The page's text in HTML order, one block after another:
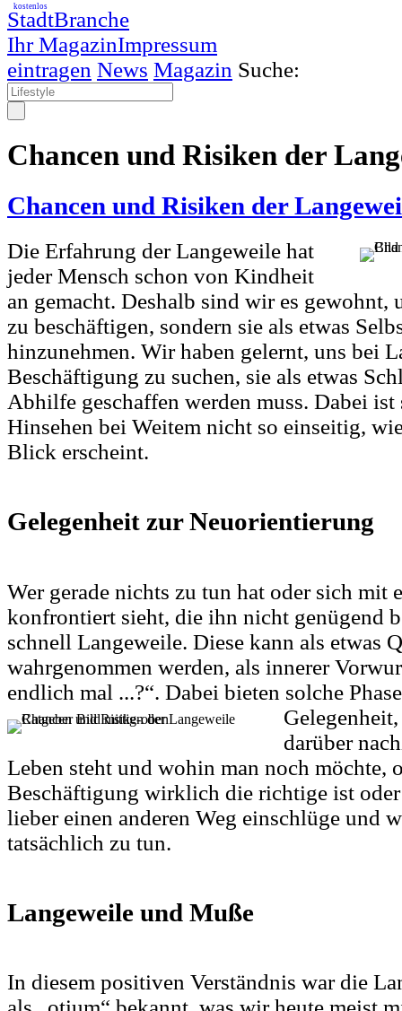
StadtBranche
Ihr MagazinImpressum
kostenlos
eintragen News Magazin Suche:
Chancen und Risiken der
Chancen und Risiken der
Die Erfahrung der Langeweile hat
jeder Mensch schon von Kindheit
an gemacht. Deshalb sind wir es
zu beschäftigen, sondern sie als etwas
hinzunehmen. Wir haben gelernt, uns bei
Beschäftigung zu suchen, sie als etwas
Abhilfe geschaffen werden muss. Dabei ist
Hinsehen bei Weitem nicht so einseitig,
Blick erscheint.
Gelegenheit zur Neuorientierung
Wer gerade nichts zu tun hat oder sich mit
konfrontiert sieht, die ihn nicht genügend
schnell Langeweile. Diese kann als etwas
wahrgenommen werden, als innerer
endlich mal ...?“. Dabei bieten solche
darüber
Leben steht und wohin man noch möchte,
Beschäftigung wirklich die richtige ist
lieber einen anderen Weg einschlüge und
tatsächlich zu tun.
Langeweile und Muße
In diesem positiven Verständnis war die